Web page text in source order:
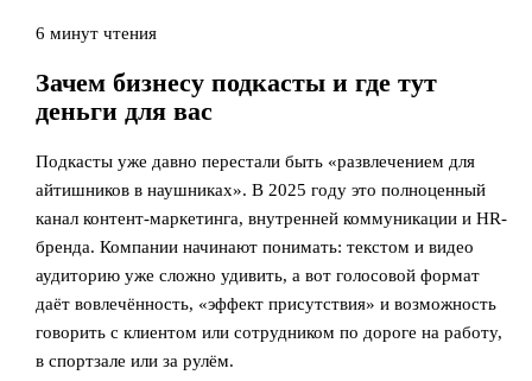
6 минут чтения
Зачем бизнесу подкасты и где тут
деньги для вас
Подкасты уже давно перестали быть «развлечением для
айтишников в наушниках». В 2025 году это полноценный
канал контент-маркетинга, внутренней коммуникации и HR-
бренда. Компании начинают понимать: текстом и видео
аудиторию уже сложно удивить, а вот голосовой формат
даёт вовлечённость, «эффект присутствия» и возможность
говорить с клиентом или сотрудником по дороге на работу,
в спортзале или за рулём.